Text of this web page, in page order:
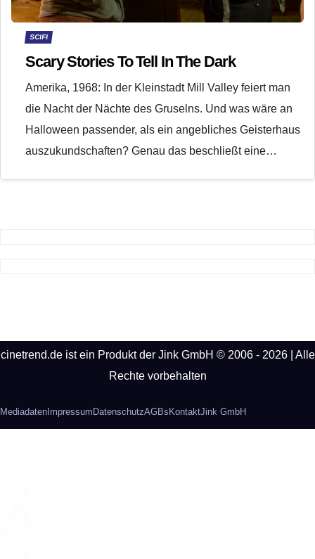
SCIFI
Scary Stories To Tell In The Dark
Amerika, 1968: In der Kleinstadt Mill Valley feiert man
die Nacht der Nächte des Gruselns. Und was wäre an
Halloween passender, als ein angebliches Geisterhaus
auszukundschaften? Genau das beschließt eine…
cinetrend.de ist ein Produkt der Jink GmbH © 2006 - 2026 | Alle
Rechte vorbehalten
MediadatenImpressumDatenschutzAGBsKontaktJink GmbH